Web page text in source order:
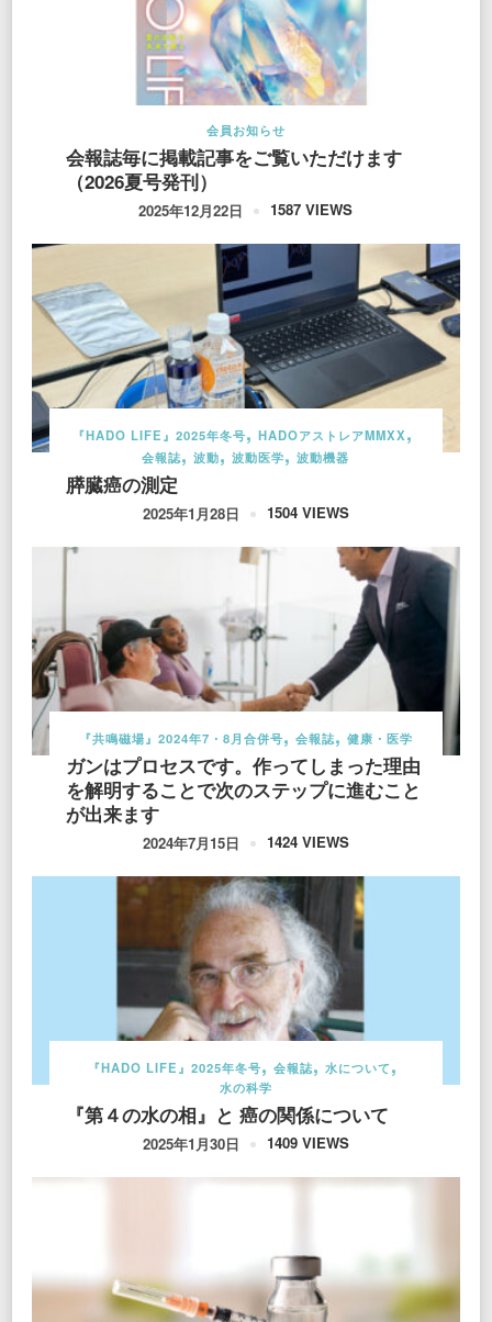
会員お知らせ
会報誌毎に掲載記事をご覧いただけます
（2026夏号発刊）
2025年12月22日 1587 VIEWS
『HADO LIFE』2025年冬号
HADOアストレアMMXX
会報誌
波動 波動医学 波動機器
膵臓癌の測定
2025年1月28日 1504 VIEWS
『共鳴磁場』2024年7・8月合併号 会報誌 健康・医学
ガンはプロセスです。作ってしまった理由
を解明することで次のステップに進むこと
が出来ます
2024年7月15日 1424 VIEWS
『HADO LIFE』2025年冬号 会報誌
水について
水の科学
『第４の水の相』と 癌の関係について
2025年1月30日 1409 VIEWS